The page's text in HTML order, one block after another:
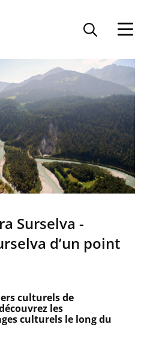
Surselva -
d’un point
culturels de
les
culturels le long du